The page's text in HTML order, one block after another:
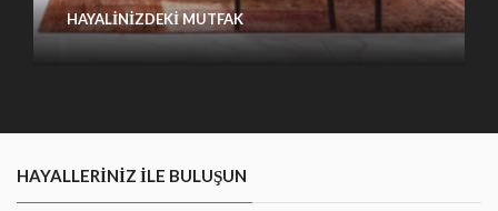
HAYALINIZDEKI MUTFAK
HAYALLERINIZ ILE BULUŞUN